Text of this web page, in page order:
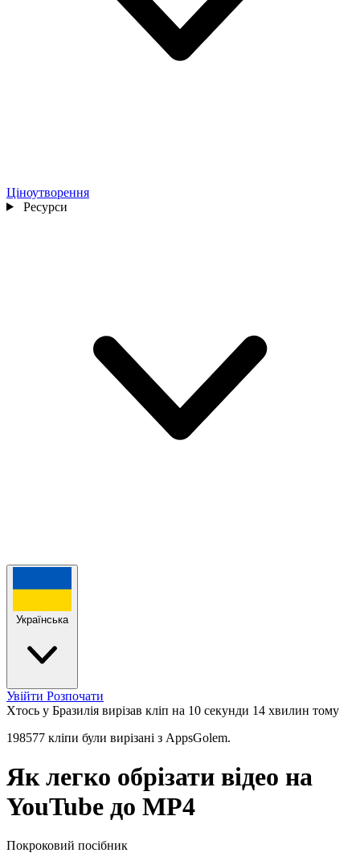
Ціноутворення
Ресурси
Українська
Увійти Розпочати
Хтось у Бразилія вирізав кліп на 10 секунди 14 хвилин тому
198577 кліпи були вирізані з AppsGolem.
Як легко обрізати відео на
YouTube до MP4
Покроковий посібник